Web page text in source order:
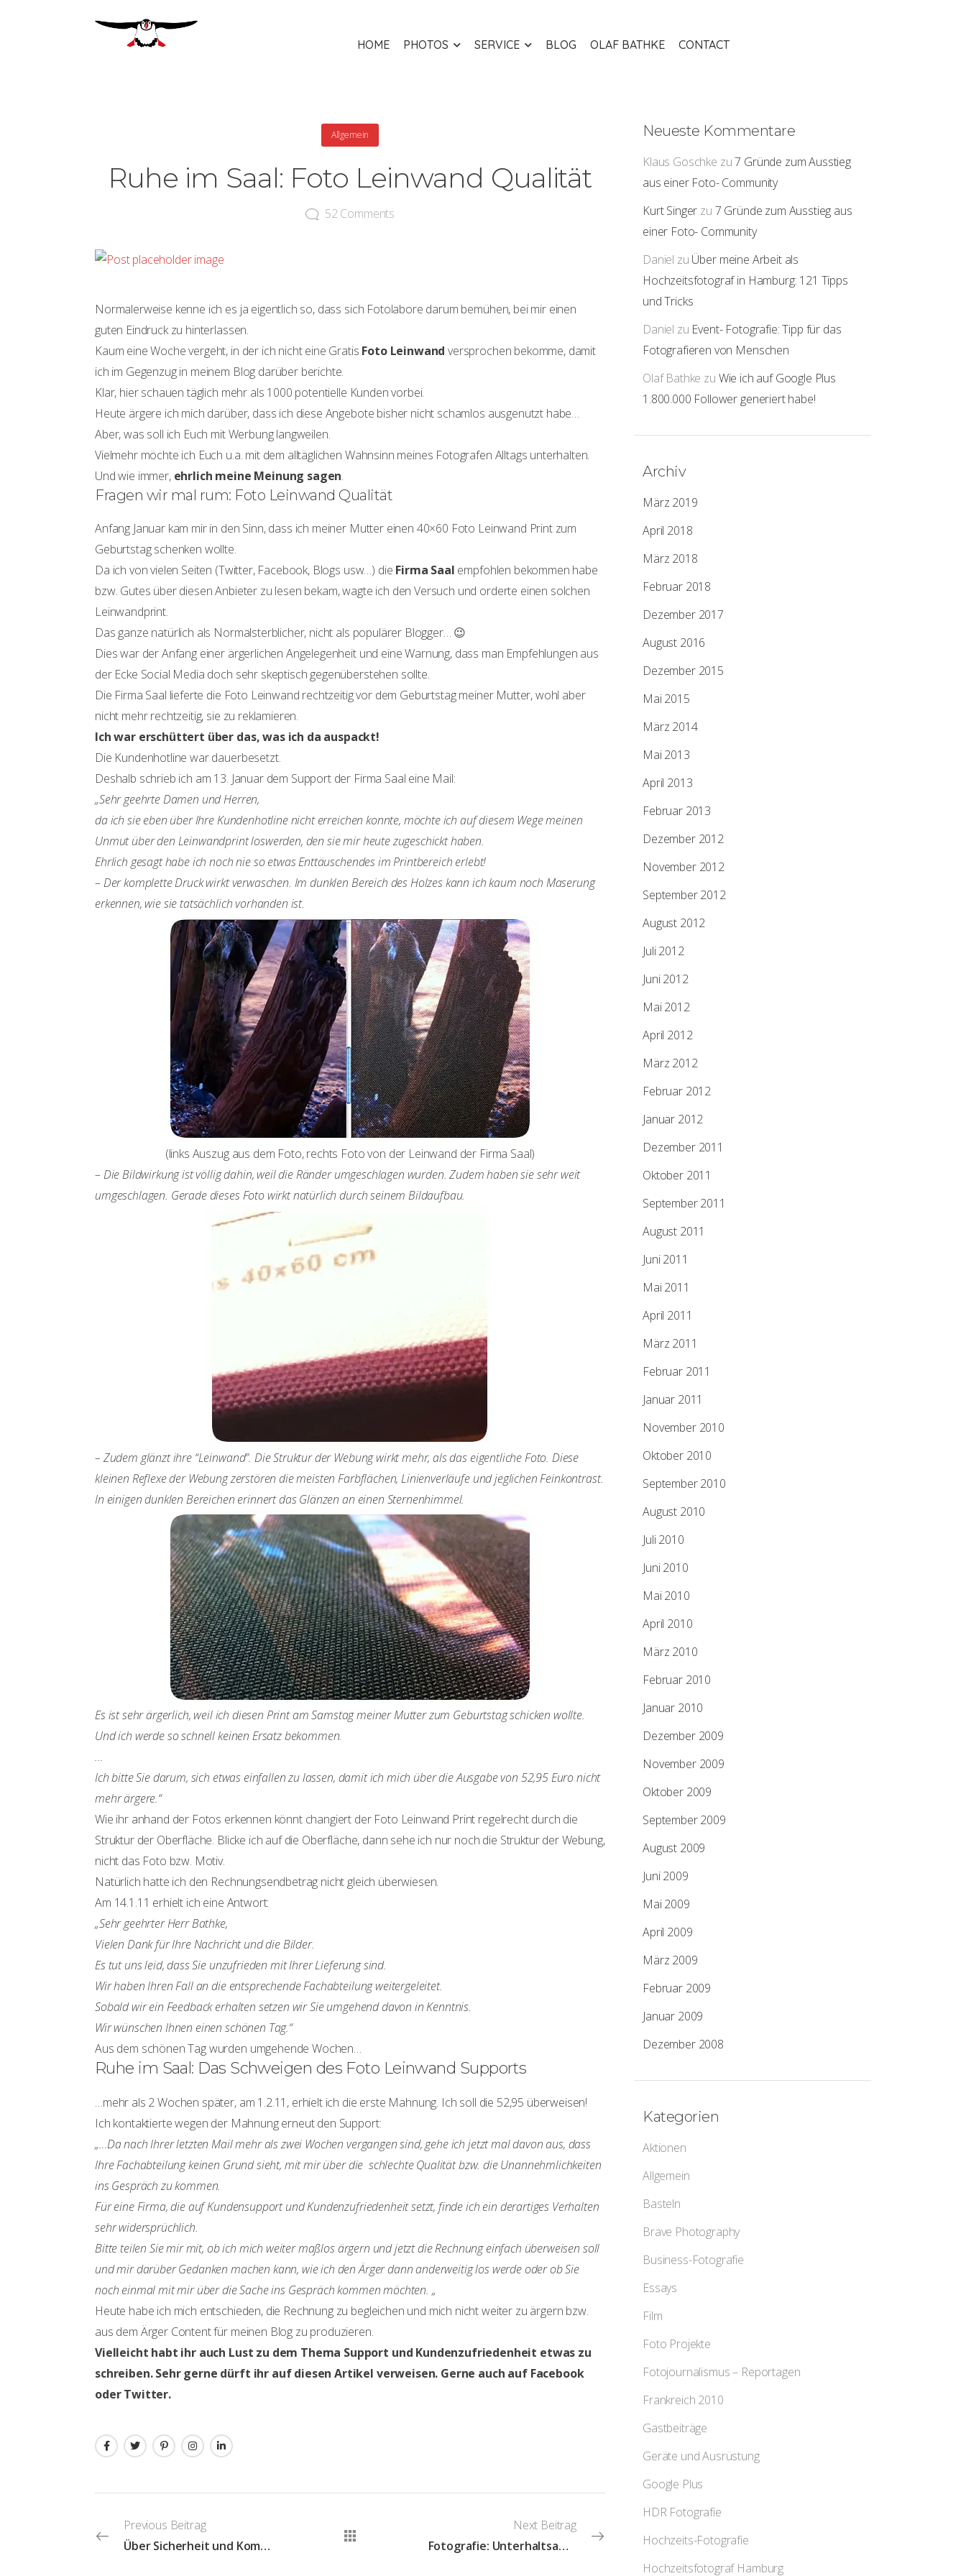
HOME PHOTOS SERVICE BLOG OLAF BATHKE CONTACT
Neueste Kommentare
Klaus Goschke zu7 Gründe zum Ausstieg
aus einer Foto- Community
Kurt Singer zu 7 Gründe zum Ausstieg aus
einer Foto- Community
Daniel zu Über meine Arbeit als
Hochzeitsfotograf in Hamburg: 121 Tipps
und Tricks
Daniel zu Event- Fotografie: Tipp für das
Fotografieren von Menschen
Olaf Bathke zu Wie ich auf Google Plus
1.800.000 Follower generiert habe!
Archiv
März 2019
April 2018
März 2018
Februar 2018
Dezember 2017
August 2016
Dezember 2015
Mai 2015
März 2014
Mai 2013
April 2013
Februar 2013
Dezember 2012
November 2012
September 2012
August 2012
Juli 2012
Juni 2012
Mai 2012
April 2012
März 2012
Februar 2012
Januar 2012
Dezember 2011
Oktober 2011
September 2011
August 2011
Juni 2011
Mai 2011
April 2011
März 2011
Februar 2011
Januar 2011
November 2010
Oktober 2010
September 2010
August 2010
Juli 2010
Juni 2010
Mai 2010
April 2010
März 2010
Februar 2010
Januar 2010
Dezember 2009
November 2009
Oktober 2009
September 2009
August 2009
Juni 2009
Mai 2009
April 2009
März 2009
Februar 2009
Januar 2009
Dezember 2008
Kategorien
Aktionen
Allgemein
Basteln
Brave Photography
Business-Fotografie
Essays
Film
Foto Projekte
Fotojournalismus – Reportagen
Frankreich 2010
Gastbeiträge
Geräte und Ausrüstung
Google Plus
HDR Fotografie
Hochzeits-Fotografie
Hochzeitsfotograf Hamburg
Allgemein
Ruhe im Saal: Foto Leinwand Qualität
52Comments
Normalerweise kenne ich es ja eigentlich so, dass sich Fotolabore darum bemühen, bei mir einen
guten Eindruck zu hinterlassen.
Kaum eine Woche vergeht, in der ich nicht eine Gratis Foto Leinwand versprochen bekomme, damit
ich im Gegenzug in meinem Blog darüber berichte.
Klar, hier schauen täglich mehr als 1000 potentielle Kunden vorbei.
Heute ärgere ich mich darüber, dass ich diese Angebote bisher nicht schamlos ausgenutzt habe…
Aber, was soll ich Euch mit Werbung langweilen.
Vielmehr möchte ich Euch u.a. mit dem alltäglichen Wahnsinn meines Fotografen Alltags unterhalten.
Und wie immer, ehrlich meine Meinung sagen.
Fragen wir mal rum: Foto Leinwand Qualität
Anfang Januar kam mir in den Sinn, dass ich meiner Mutter einen 40×60 Foto Leinwand Print zum
Geburtstag schenken wollte.
Da ich von vielen Seiten (Twitter, Facebook, Blogs usw…) die Firma Saal empfohlen bekommen habe
bzw. Gutes über diesen Anbieter zu lesen bekam, wagte ich den Versuch und orderte einen solchen
Leinwandprint.
Das ganze natürlich als Normalsterblicher, nicht als populärer Blogger… 😉
Dies war der Anfang einer ärgerlichen Angelegenheit und eine Warnung, dass man Empfehlungen aus
der Ecke Social Media doch sehr skeptisch gegenüberstehen sollte.
Die Firma Saal lieferte die Foto Leinwand rechtzeitig vor dem Geburtstag meiner Mutter, wohl aber
nicht mehr rechtzeitig, sie zu reklamieren.
Ich war erschüttert über das, was ich da auspackt!
Die Kundenhotline war dauerbesetzt.
Deshalb schrieb ich am 13. Januar dem Support der Firma Saal eine Mail:
„Sehr geehrte Damen und Herren,
da ich sie eben über Ihre Kundenhotline nicht erreichen konnte, möchte ich auf diesem Wege meinen
Unmut über den Leinwandprint loswerden, den sie mir heute zugeschickt haben.
Ehrlich gesagt habe ich noch nie so etwas Enttäuschendes im Printbereich erlebt!
– Der komplette Druck wirkt verwaschen. Im dunklen Bereich des Holzes kann ich kaum noch Maserung
erkennen, wie sie tatsächlich vorhanden ist.
(links Auszug aus dem Foto, rechts Foto von der Leinwand der Firma Saal)
– Die Bildwirkung ist völlig dahin, weil die Ränder umgeschlagen wurden. Zudem haben sie sehr weit
umgeschlagen. Gerade dieses Foto wirkt natürlich durch seinem Bildaufbau.
– Zudem glänzt ihre “Leinwand”. Die Struktur der Webung wirkt mehr, als das eigentliche Foto. Diese
kleinen Reflexe der Webung zerstören die meisten Farbflächen, Linienverläufe und jeglichen Feinkontrast.
In einigen dunklen Bereichen erinnert das Glänzen an einen Sternenhimmel.
Es ist sehr ärgerlich, weil ich diesen Print am Samstag meiner Mutter zum Geburtstag schicken wollte.
Und ich werde so schnell keinen Ersatz bekommen.
…
Ich bitte Sie darum, sich etwas einfallen zu lassen, damit ich mich über die Ausgabe von 52,95 Euro nicht
mehr ärgere.“
Wie ihr anhand der Fotos erkennen könnt changiert der Foto Leinwand Print regelrecht durch die
Struktur der Oberfläche. Blicke ich auf die Oberfläche, dann sehe ich nur noch die Struktur der Webung,
nicht das Foto bzw. Motiv.
Natürlich hatte ich den Rechnungsendbetrag nicht gleich überwiesen.
Am 14.1.11 erhielt ich eine Antwort:
„Sehr geehrter Herr Bathke,
Vielen Dank für Ihre Nachricht und die Bilder.
Es tut uns leid, dass Sie unzufrieden mit Ihrer Lieferung sind.
Wir haben Ihren Fall an die entsprechende Fachabteilung weitergeleitet.
Sobald wir ein Feedback erhalten setzen wir Sie umgehend davon in Kenntnis.
Wir wünschen Ihnen einen schönen Tag.“
Aus dem schönen Tag wurden umgehende Wochen…
Ruhe im Saal: Das Schweigen des Foto Leinwand Supports
…mehr als 2 Wochen später, am 1.2.11, erhielt ich die erste Mahnung. Ich soll die 52,95 überweisen!
Ich kontaktierte wegen der Mahnung erneut den Support:
„…Da nach Ihrer letzten Mail mehr als zwei Wochen vergangen sind, gehe ich jetzt mal davon aus, dass
Ihre Fachabteilung keinen Grund sieht, mit mir über die schlechte Qualität bzw. die Unannehmlichkeiten
ins Gespräch zu kommen.
Für eine Firma, die auf Kundensupport und Kundenzufriedenheit setzt, finde ich ein derartiges Verhalten
sehr widersprüchlich.
Bitte teilen Sie mir mit, ob ich mich weiter maßlos ärgern und jetzt die Rechnung einfach überweisen soll
und mir darüber Gedanken machen kann, wie ich den Ärger dann anderweitig los werde oder ob Sie
noch einmal mit mir über die Sache ins Gespräch kommen möchten. „
Heute habe ich mich entschieden, die Rechnung zu begleichen und mich nicht weiter zu ärgern bzw.
aus dem Ärger Content für meinen Blog zu produzieren.
Vielleicht habt ihr auch Lust zu dem Thema Support und Kundenzufriedenheit etwas zu
schreiben. Sehr gerne dürft ihr auf diesen Artikel verweisen. Gerne auch auf Facebook
oder Twitter.
Previous Beitrag
Über Sicherheit und Komplexität: Kinners, ich werde alt!!
Next Beitrag
Fotografie: Unterhaltsame Geschichten